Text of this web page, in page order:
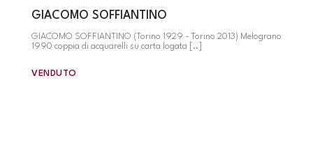
GIACOMO SOFFIANTINO
GIACOMO SOFFIANTINO (Torino 1929 - Torino 2013) Melograno
1990 coppia di acquarelli su carta logata [..]
VENDUTO